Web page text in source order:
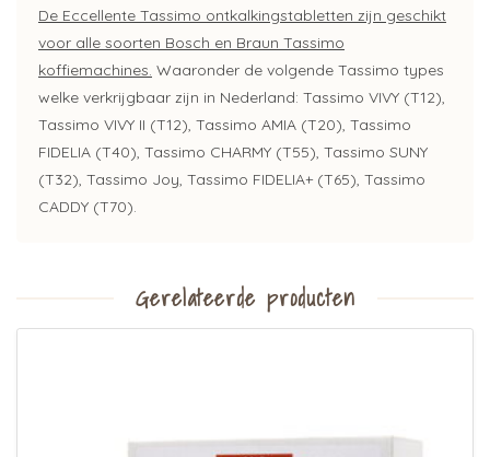
De Eccellente Tassimo ontkalkingstabletten zijn geschikt
voor alle soorten Bosch en Braun Tassimo
koffiemachines. Waaronder de volgende Tassimo types
welke verkrijgbaar zijn in Nederland: Tassimo VIVY (T12),
Tassimo VIVY II (T12), Tassimo AMIA (T20), Tassimo
FIDELIA (T40), Tassimo CHARMY (T55), Tassimo SUNY
(T32), Tassimo Joy, Tassimo FIDELIA+ (T65), Tassimo
CADDY (T70).
Gerelateerde producten